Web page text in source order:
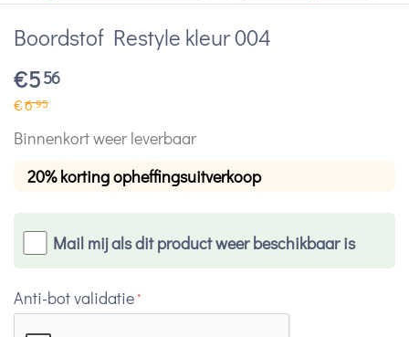
Boordstof Restyle kleur 004
€556
€695
Binnenkort weer leverbaar
20% korting opheffingsuitverkoop
Mail mij als dit product weer beschikbaar is
Anti-bot validatie